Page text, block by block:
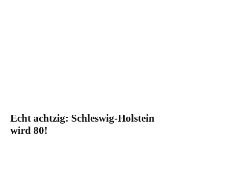
Echt achtzig: Schleswig-Holstein
wird 80!